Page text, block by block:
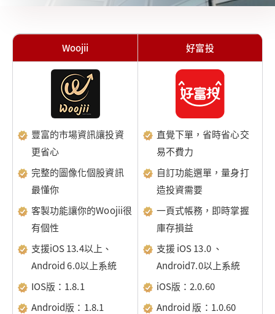
Woojii 好富投
豐富的市場資訊讓投資
更省心
完整的圖像化個股資訊
最懂你
客製功能讓你的Woojii很
有個性
支援iOS 13.4以上、
Android 6.0以上系統
IOS版：1.8.1
Android版：1.8.1
直覺下單，省時省心交
易不費力
自訂功能選單，量身打
造投資需要
一頁式帳務，即時掌握
庫存損益
支援 iOS 13.0 、
Android7.0以上系統
iOS版：2.0.60
Android 版：1.0.60